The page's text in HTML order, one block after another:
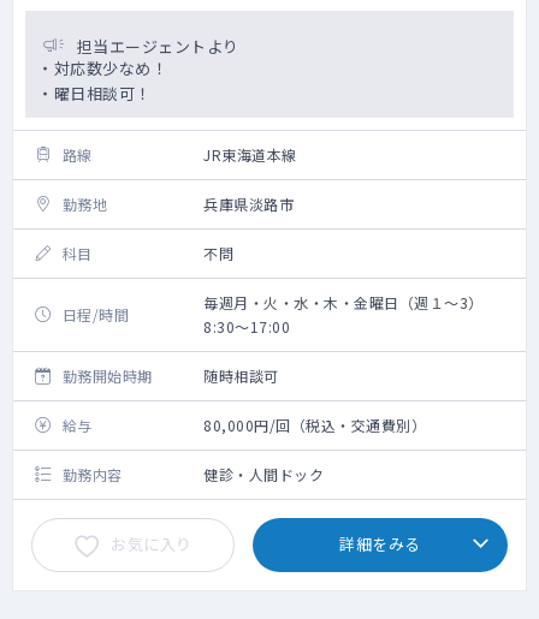
担当エージェントより
・対応数少なめ！
・曜日相談可！
路線 JR東海道本線
勤務地 兵庫県淡路市
科目 不問
日程/時間
毎週月・火・水・木・金曜日（週１～3）
8:30～17:00
勤務開始時期 随時相談可
給与 80,000円/回（税込・交通費別）
勤務内容 健診・人間ドック
お気に入り 詳細をみる